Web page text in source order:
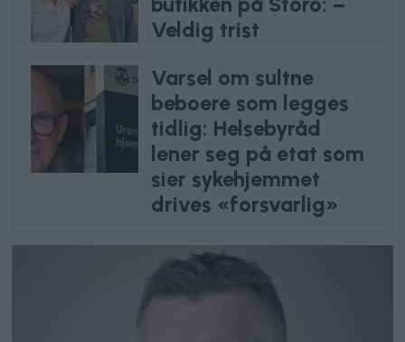
Veldig trist
Varsel om sultne
beboere som legges
tidlig: Helsebyråd
lener seg på etat som
sier sykehjemmet
drives «forsvarlig»